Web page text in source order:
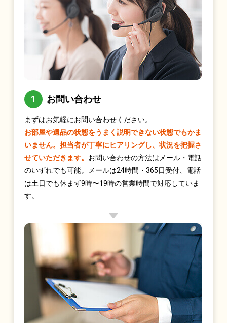
お問い合わせ
まずはお気軽にお問い合わせください。
お部屋や遺品の状態をうまく説明できない状態でもかま
いません。担当者が丁寧にヒアリングし、状況を把握さ
せていただきます。 お問い合わせの方法はメール・電話
のいずれでも可能。メールは24時間・365日受付、電話
は土日でも休まず9時〜19時の営業時間で対応していま
す。